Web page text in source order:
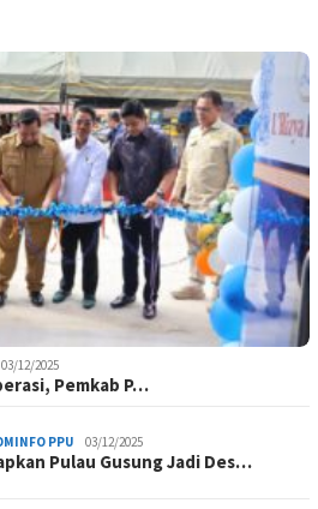
03/12/2025
Pemkab P…
PPU 03/12/2025
Pulau Gusung Jadi Des…